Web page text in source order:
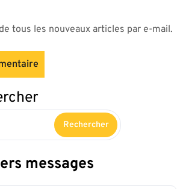
tous les nouveaux articles par e-mail.
Rechercher
messages